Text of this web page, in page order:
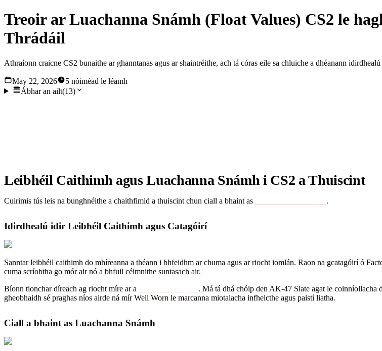
Treoir ar Luachanna Snámh (Float Values) CS2 le
Thrádáil
Athraíonn craicne CS2 bunaithe ar ghanntanas agus ar shaintréithe, ach tá córas eile sa chluiche a dhéanann
May 22, 2026
5 nóiméad le léamh
Ábhar an ailt(13)
Leibhéil Caithimh agus Luachanna Snámh i CS2 a Thuiscint
Cuirimis tús leis na bunghnéithe a chaithfimid a thuiscint chun ciall a bhaint as .
Idirdhealú idir Leibhéil Caithimh agus Catagóirí
Sanntar leibhéil caithimh do mhíreanna a théann i bhfeidhm ar chuma agus ar riocht iomlán. Raon na gcatagóirí ó
cuma scríobtha go mór air nó a bhfuil céimnithe suntasach air.
Bíonn tionchar díreach ag riocht míre ar a
. Má tá dhá chóip den AK-47 Slate agat le
gheobhaidh sé praghas níos airde ná mír Well Worn le marcanna miotalacha infheicthe agus paistí liatha.
Ciall a bhaint as Luachanna Snámh